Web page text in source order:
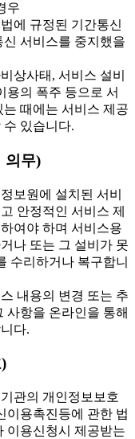
우
에 규정된 기간통신
서비스를 중지했을
상사태, 서비스 설비
용의 폭주 등으로 서
때에는 서비스 제공
수 있습니다.
의무)
보원에 설치된 서비
안정적인 서비스 제
여야 하며 서비스용
나 또는 그 설비가 못
수리하거나 복구합니
내용의 변경 또는 추
사항을 온라인을 통해
다.
관의 개인정보보호
이용촉진등에 관한 법
이용신청시 제공받는